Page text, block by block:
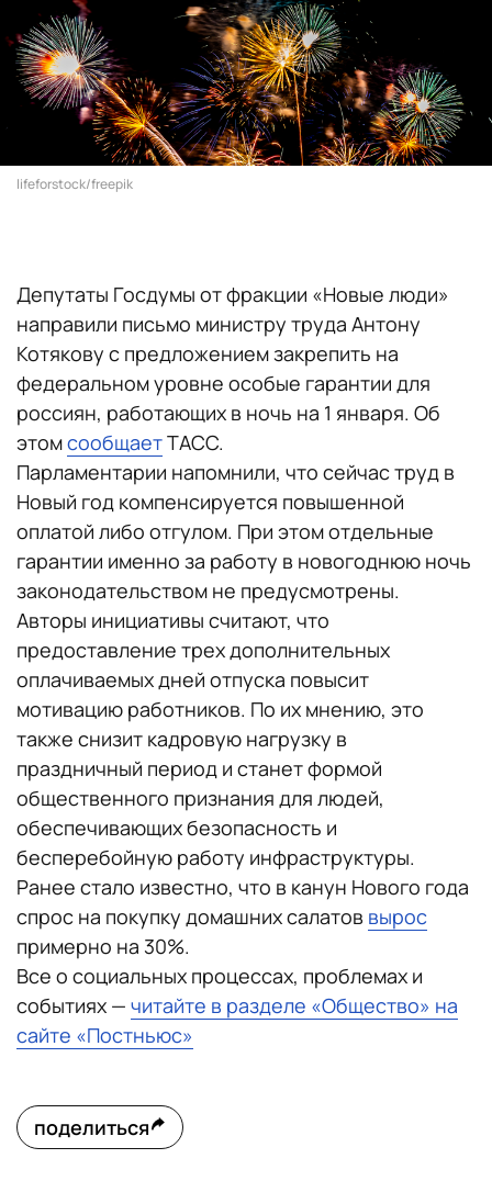
lifeforstock/freepik
Депутаты Госдумы от фракции «Новые люди»
направили письмо министру труда Антону
Котякову с предложением закрепить на
федеральном уровне особые гарантии для
россиян, работающих в ночь на 1 января. Об
этомсообщаетТАСС.
Парламентарии напомнили, что сейчас труд в
Новый год компенсируется повышенной
оплатой либо отгулом. При этом отдельные
гарантии именно за работу в новогоднюю ночь
законодательством не предусмотрены.
Авторы инициативы считают, что
предоставление трех дополнительных
оплачиваемых дней отпуска повысит
мотивацию работников. По их мнению, это
также снизит кадровую нагрузку в
праздничный период и станет формой
общественного признания для людей,
обеспечивающих безопасность и
бесперебойную работу инфраструктуры.
Ранее стало известно, что в канун Нового года
спрос на покупку домашних салатов вырос
примерно на 30%.
Все о социальных процессах, проблемах и
событиях — читайте в разделе «Общество» на
сайте «Постньюс»
поделиться